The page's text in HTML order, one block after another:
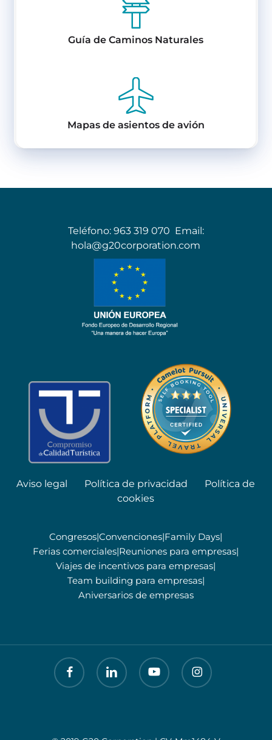
Guía de Caminos Naturales
Mapas de asientos de avión
Teléfono: 963 319 070 Email:
hola@g20corporation.com
Aviso legal Política de privacidad
Política de
cookies
Congresos|Convenciones|Family Days|
Ferias comerciales|Reuniones para empresas|
Viajes de incentivos para empresas|
Team building para empresas|
Aniversarios de empresas
facebook linkedin youtube instagram